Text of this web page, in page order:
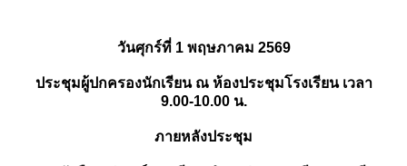
วันศุกร์ที่ 1 พฤษภาคม 2569
ประชุมผู้ปกครองนักเรียน ณ ห้องประชุมโรงเรียน เวลา
9.00-10.00 น.
ภายหลังประชุม